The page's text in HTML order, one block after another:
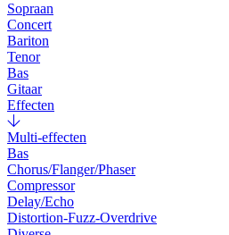
Sopraan
Concert
Bariton
Tenor
Bas
Gitaar
Effecten
Multi-effecten
Bas
Chorus/Flanger/Phaser
Compressor
Delay/Echo
Distortion-Fuzz-Overdrive